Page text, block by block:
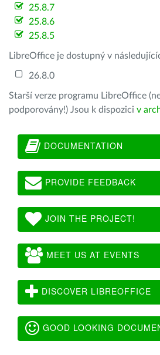
25.8.7
25.8.6
25.8.5
LibreOffice je dostupný v
26.8.0
Starší verze programu LibreOffice
podporovány!) Jsou k dispozici v
DOCUMENTATION
PROVIDE FEEDBACK
JOIN THE PROJECT!
MEET US AT EVENTS
DISCOVER LIBREOFFICE
GOOD LOOKING